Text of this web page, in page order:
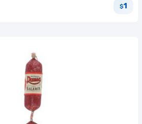
$1